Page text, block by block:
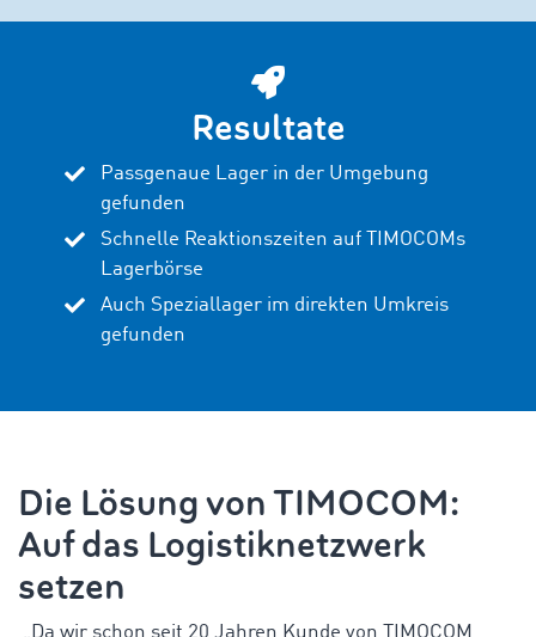
Resultate
Passgenaue Lager in der Umgebung
gefunden
Schnelle Reaktionszeiten auf TIMOCOMs
Lagerbörse
Auch Speziallager im direkten Umkreis
gefunden
Die Lösung von TIMOCOM:
Auf das Logistiknetzwerk
setzen
„Da wir schon seit 20 Jahren Kunde von TIMOCOM